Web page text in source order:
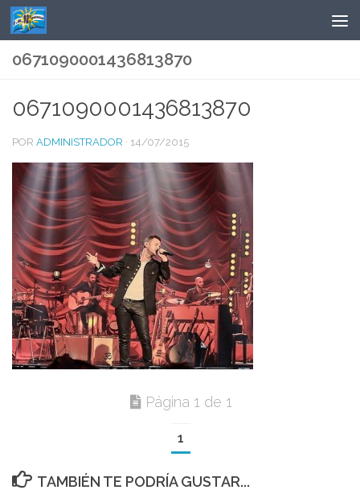
Saltar al contenido
0671090001436813870
0671090001436813870
POR ADMINISTRADOR · 14/07/2015
Página 1 de 1
1
TAMBIÉN TE PODRÍA GUSTAR...